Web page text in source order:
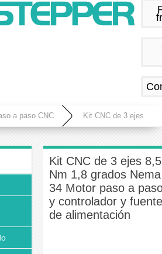
a paso CNC Kit CNC de 3 ejes
Kit CNC de 3 ejes 8,5
Nm 1,8 grados Nema
34 Motor paso a
y controlador y fuente
de alimentación